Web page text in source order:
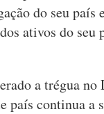
do seu
ativos do seu
a trégua
país continua a